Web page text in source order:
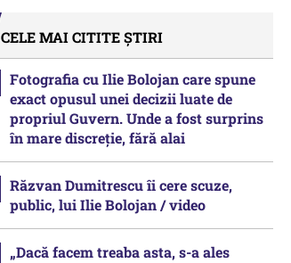
CELE MAI CITITE ȘTIRI
Fotografia cu Ilie Bolojan care spune
exact opusul unei decizii luate de
propriul Guvern. Unde a fost surprins
în mare discreție, fără alai
Răzvan Dumitrescu îi cere scuze,
public, lui Ilie Bolojan / video
„Dacă facem treaba asta, s-a ales